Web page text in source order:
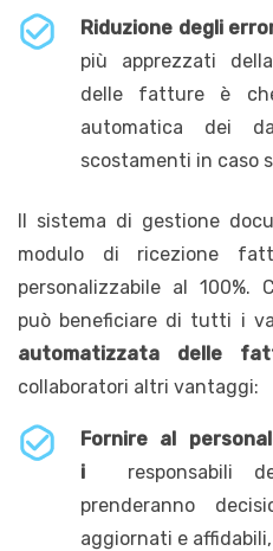
Riduzione degli
più apprezzati
delle fatture è
automatica dei
scostamenti in caso
Il sistema di gestione
modulo di ricezione
personalizzabile al 100%.
può beneficiare di tutti i
automatizzata delle
collaboratori altri vantaggi:
Fornire al
i responsabili
prenderanno
aggiornati e